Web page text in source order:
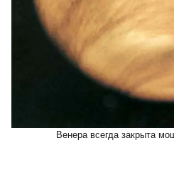
Венера всегда закрыта